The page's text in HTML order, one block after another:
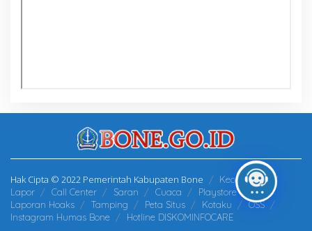
Hak Cipta © 2022 Pemerintah Kabupaten Bone
Kecamatan
Lapor
Call Center Saran Cuaca
Playstore
Laporan Hoaks
Tamping Peta Situs Kotaku
OSS
Instagram Humas Bone
Hotline DISKOMINFOCARE